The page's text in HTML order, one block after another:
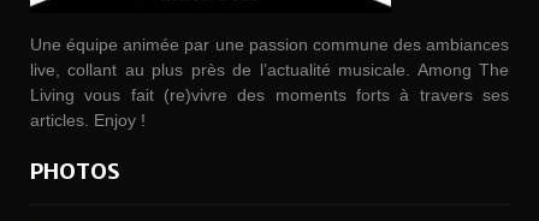
Une équipe animée par une passion commune des ambiances
live, collant au plus près de l’actualité musicale. Among The
Living vous fait (re)vivre des moments forts à travers ses
articles. Enjoy !
PHOTOS